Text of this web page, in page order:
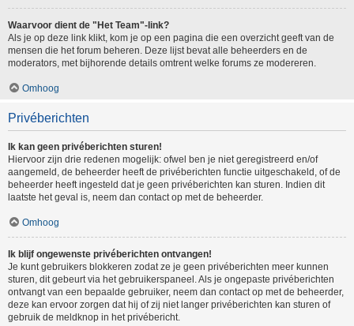
Waarvoor dient de "Het Team"-link?
Als je op deze link klikt, kom je op een pagina die een overzicht geeft van de
mensen die het forum beheren. Deze lijst bevat alle beheerders en de
moderators, met bijhorende details omtrent welke forums ze modereren.
Omhoog
Privéberichten
Ik kan geen privéberichten sturen!
Hiervoor zijn drie redenen mogelijk: ofwel ben je niet geregistreerd en/of
aangemeld, de beheerder heeft de privéberichten functie uitgeschakeld, of de
beheerder heeft ingesteld dat je geen privéberichten kan sturen. Indien dit
laatste het geval is, neem dan contact op met de beheerder.
Omhoog
Ik blijf ongewenste privéberichten ontvangen!
Je kunt gebruikers blokkeren zodat ze je geen privéberichten meer kunnen
sturen, dit gebeurt via het gebruikerspaneel. Als je ongepaste privéberichten
ontvangt van een bepaalde gebruiker, neem dan contact op met de beheerder,
deze kan ervoor zorgen dat hij of zij niet langer privéberichten kan sturen of
gebruik de meldknop in het privébericht.